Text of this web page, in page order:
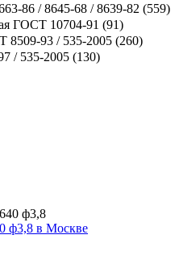
86 / 8645-68 / 8639-82 (559)
ГОСТ 10704-91 (91)
8509-93 / 535-2005 (260)
/ 535-2005 (130)
ф3,8 в Москве